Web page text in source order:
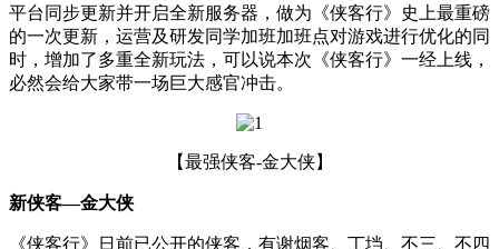
平台同步更新并开启全新服务器，做为《侠客行》史上最重磅
的一次更新，运营及研发同学加班加班点对游戏进行优化的同
时，增加了多重全新玩法，可以说本次《侠客行》一经上线，
必然会给大家带一场巨大感官冲击。
【最强侠客-金大侠】
新侠客—金大侠
《侠客行》日前已公开的侠客，有谢烟客、丁垱、不三、不四